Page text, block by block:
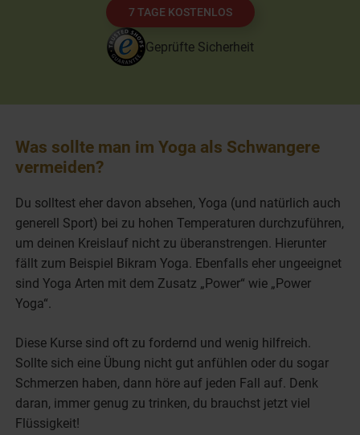
7 TAGE KOSTENLOS
Geprüfte Sicherheit
Was sollte man im Yoga als Schwangere
vermeiden?
Du solltest eher davon absehen, Yoga (und natürlich auch
generell Sport) bei zu hohen Temperaturen durchzuführen,
um deinen Kreislauf nicht zu überanstrengen. Hierunter
fällt zum Beispiel Bikram Yoga. Ebenfalls eher ungeeignet
sind Yoga Arten mit dem Zusatz „Power“ wie „Power
Yoga“.
Diese Kurse sind oft zu fordernd und wenig hilfreich.
Sollte sich eine Übung nicht gut anfühlen oder du sogar
Schmerzen haben, dann höre auf jeden Fall auf. Denk
daran, immer genug zu trinken, du brauchst jetzt viel
Flüssigkeit!